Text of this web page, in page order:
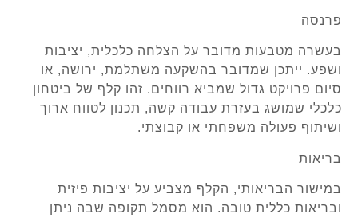
פרנסה
בעשרה מטבעות מדובר על הצלחה כלכלית, יציבות
ושפע. ייתכן שמדובר בהשקעה משתלמת, ירושה, או
סיום פרויקט גדול שמביא רווחים. זהו קלף של ביטחון
כלכלי שמושג בעזרת עבודה קשה, תכנון לטווח ארוך
ושיתוף פעולה משפחתי או קבוצתי.
בריאות
במישור הבריאותי, הקלף מצביע על יציבות פיזית
ובריאות כללית טובה. הוא מסמל תקופה שבה ניתן